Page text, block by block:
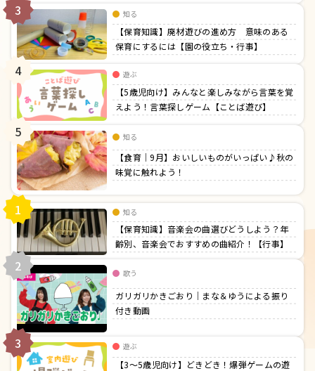
3 知る
【保育知識】廃材遊びの進め方 意味のある
保育にするには【園の役立ち・行事】
4 遊ぶ
【5歳児向け】みんなと楽しみながら言葉を覚
えよう！言葉探しゲーム【ことば遊び】
5 知る
【食育｜9月】おいしいものがいっぱい♪秋の
味覚に触れよう！
1 知る
【保育知識】音楽会の曲選びどうしよう？年
齢別、音楽会でおすすめの曲紹介！【行事】
2 歌う
ガリガリかきごおり｜まな＆ゆうによる振り
付き動画
3 遊ぶ
【3〜5歳児向け】どきどき！爆弾ゲームの遊